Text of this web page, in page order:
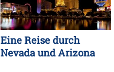
Eine Reise durch
Nevada und Arizona